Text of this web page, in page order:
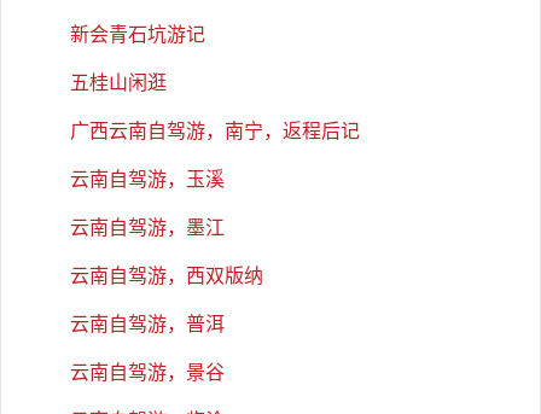
新会青石坑游记
五桂山闲逛
广西云南自驾游，南宁，返程后记
云南自驾游，玉溪
云南自驾游，墨江
云南自驾游，西双版纳
云南自驾游，普洱
云南自驾游，景谷